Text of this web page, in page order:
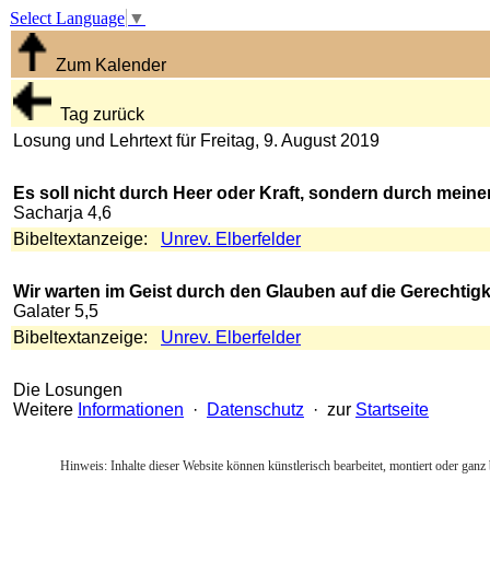
Select Language ▼
Zum Kalender
Tag zurück
Losung und Lehrtext für Freitag, 9. August 2019
Es soll nicht durch Heer oder Kraft, sondern durch
Sacharja 4,6
Bibeltextanzeige: Unrev. Elberfelder
Wir warten im Geist durch den Glauben auf die
Galater 5,5
Bibeltextanzeige: Unrev. Elberfelder
Die Losungen
Weitere Informationen · Datenschutz · zur Startseite
Hinweis: Inhalte dieser Website können künstlerisch bearbeitet, montiert oder